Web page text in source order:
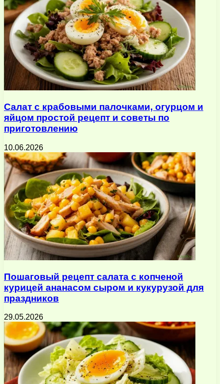
Салат с крабовыми палочками, огурцом и
яйцом простой рецепт и советы по
приготовлению
10.06.2026
Пошаговый рецепт салата с копченой
курицей ананасом сыром и кукурузой для
праздников
29.05.2026